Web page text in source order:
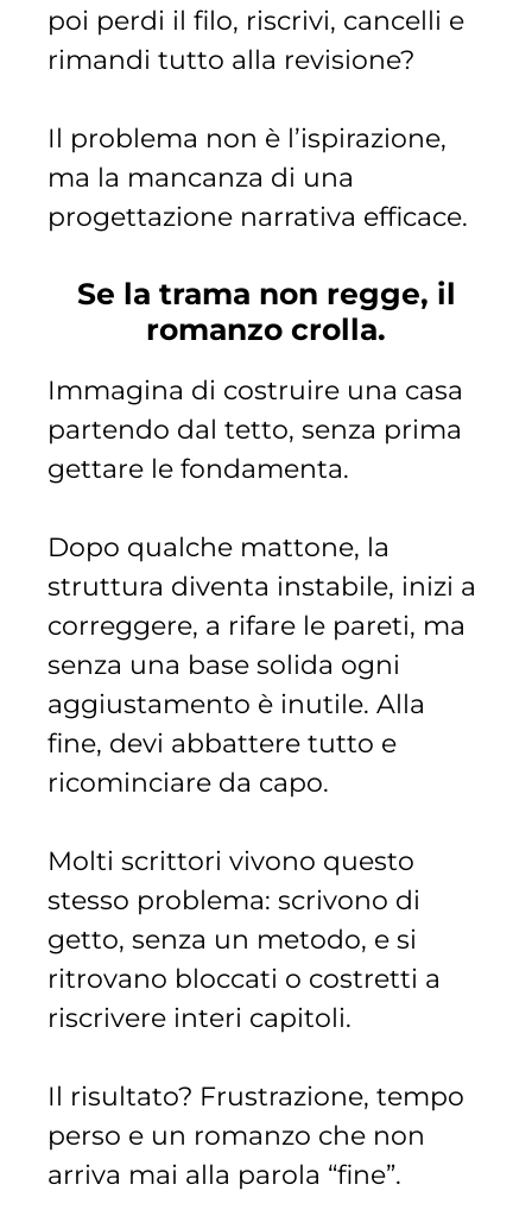
poi perdi il filo, riscrivi, cancelli e
rimandi tutto alla revisione?
Il problema non è l’ispirazione,
ma la mancanza di una
progettazione narrativa efficace.
Se la trama non regge, il
romanzo crolla.
Immagina di costruire una casa
partendo dal tetto, senza prima
gettare le fondamenta.
Dopo qualche mattone, la
struttura diventa instabile, inizi a
correggere, a rifare le pareti, ma
senza una base solida ogni
aggiustamento è inutile. Alla
fine, devi abbattere tutto e
ricominciare da capo.
Molti scrittori vivono questo
stesso problema: scrivono di
getto, senza un metodo, e si
ritrovano bloccati o costretti a
riscrivere interi capitoli.
Il risultato? Frustrazione, tempo
perso e un romanzo che non
arriva mai alla parola “fine”.